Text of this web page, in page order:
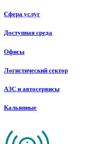
Сфера услуг
Доступная среда
Офисы
Логистический сектор
АЗС и автосервисы
Кальянные